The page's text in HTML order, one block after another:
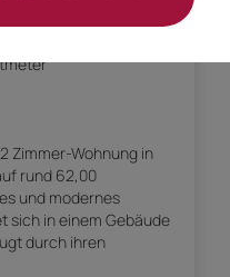
Zimmer-Wohnung in
rund 62,00
und modernes
sich in einem Gebäude
durch ihren